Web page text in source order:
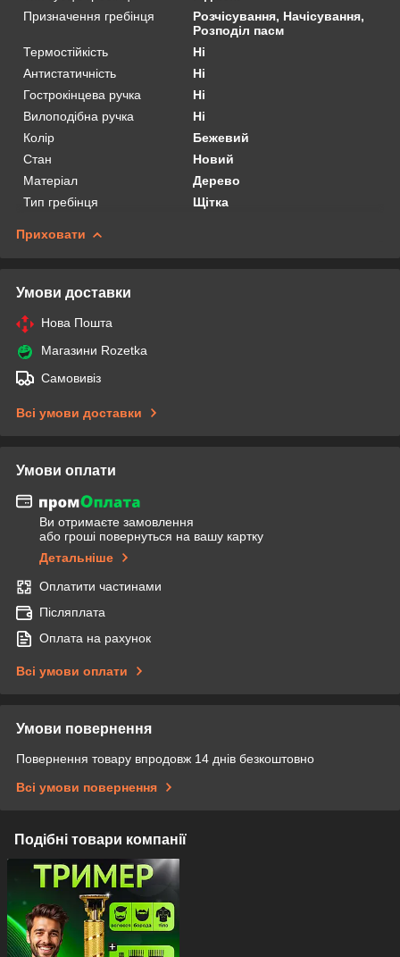
Призначення гребінця
Розчісування, Начісування,
Розподіл пасм
Термостійкість
Ні
Антистатичність
Ні
Гострокінцева ручка
Ні
Вилоподібна ручка
Ні
Колір
Бежевий
Стан
Новий
Матеріал
Дерево
Тип гребінця
Щітка
Приховати
Умови доставки
Нова Пошта
Магазини Rozetka
Самовивіз
Всі умови доставки
Умови оплати
Ви отримаєте замовлення
або гроші повернуться на вашу картку
Детальніше
Оплатити частинами
Післяплата
Оплата на рахунок
Всі умови оплати
Умови повернення
Повернення товару впродовж 14 днів безкоштовно
Всі умови повернення
Подібні товари компанії